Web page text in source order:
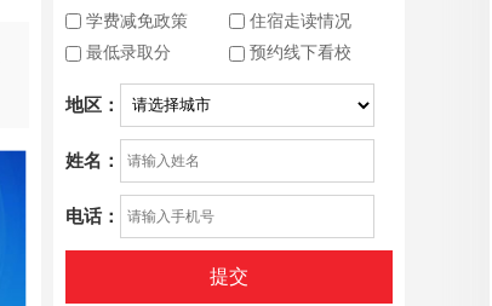
学费减免政策
住宿走读情况
最低录取分
预约线下看校
地区：
姓名：
电话：
提交